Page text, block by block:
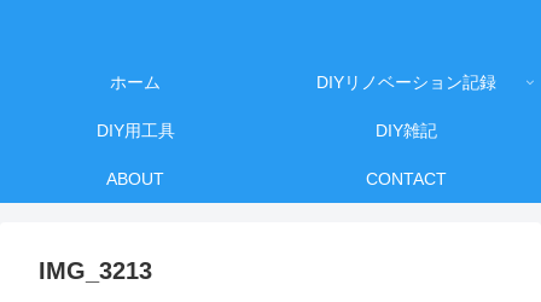
ホーム DIYリノベーション記録
DIY用工具 DIY雑記
ABOUT CONTACT
IMG_3213